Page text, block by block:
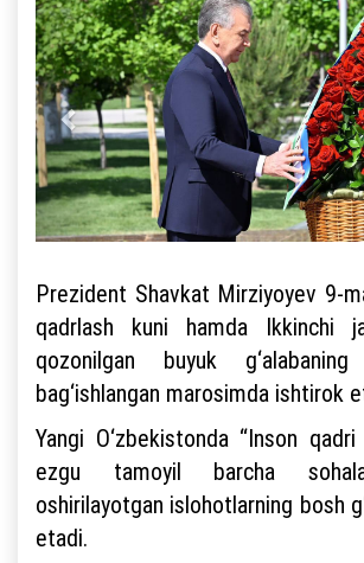
Prezident Shavkat Mirziyoyev 9-
qadrlash kuni hamda Ikkinchi
qozonilgan buyuk
bag‘ishlangan marosimda ishtirok
Yangi O‘zbekistonda “Inson
ezgu tamoyil barcha
oshirilayotgan islohotlarning bosh
etadi.